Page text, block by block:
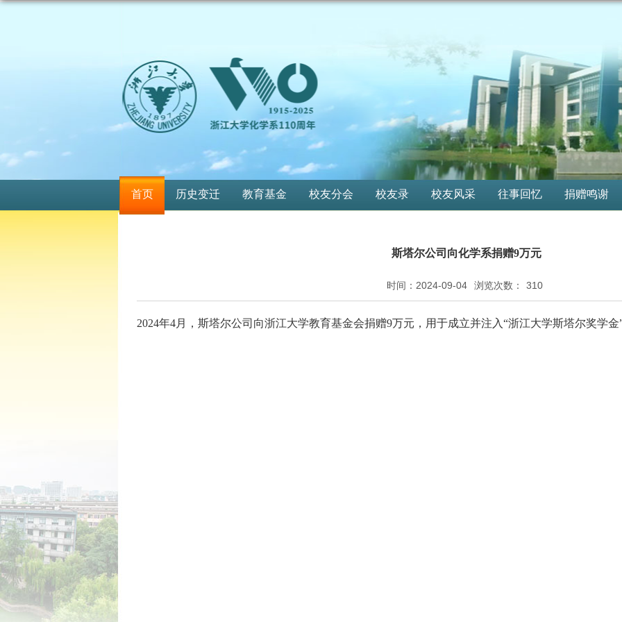
首页 历史变迁 教育基金 校友分会 校友录 校友风采 往事回忆 捐赠鸣谢
斯塔尔公司向化学系捐赠9万元
时间：2024-09-04 浏览次数： 310
2024年4月，斯塔尔公司 向浙江大学教育基金会捐赠9万元，用于成立并注入“浙江大学斯塔尔奖学金